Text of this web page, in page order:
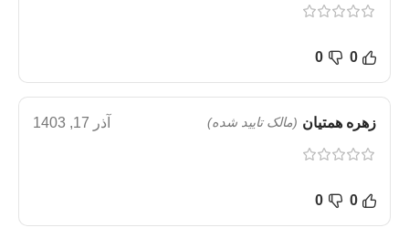
0
0
زهره همتیان (مالک تایید شده) آذر 17, 1403
0
0